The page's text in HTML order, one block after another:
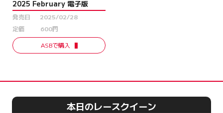
2025 February 電子版
発売日
2025/02/28
定価
600円
ASBで購入
本日のレースクイーン